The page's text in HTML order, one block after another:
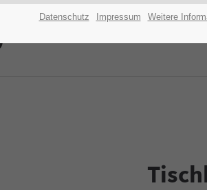
Datenschutz Impressum Weitere